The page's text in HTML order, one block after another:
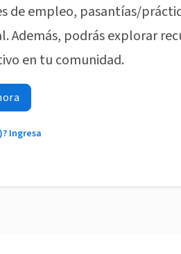
de empleo, pasantías/
Además, podrás explorar
en tu comunidad.
Ingresa